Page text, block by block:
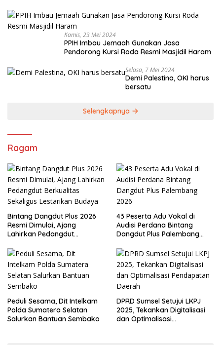
Kamis, 23 Mei 2024
PPIH Imbau Jemaah Gunakan Jasa
Pendorong Kursi Roda Resmi Masjidil Haram
Selasa, 7 Mei 2024
Demi Palestina, OKI harus
bersatu
Selengkapnya
Ragam
Bintang Dangdut Plus 2026
Resmi Dimulai, Ajang
Lahirkan Pedangdut
Lestarikan Budaya
43 Peserta Adu Vokal di
Audisi Perdana Bintang
Dangdut Plus Palembang
Peduli Sesama, Dit Intelkam
Polda Sumatera Selatan
Salurkan Bantuan Sembako
DPRD Sumsel Setujui LKPJ
2025, Tekankan Digitalisasi
dan Optimalisasi